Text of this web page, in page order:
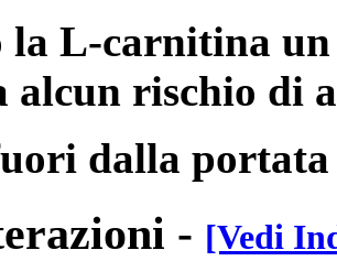
la L-carnitina
alcun rischio di
dalla
- [Vedi